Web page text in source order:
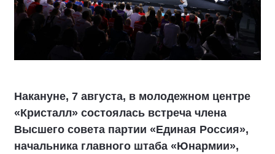
Накануне, 7 августа, в молодежном центре
«Кристалл» состоялась встреча члена
Высшего совета партии «Единая Россия»,
начальника главного штаба «Юнармии»,